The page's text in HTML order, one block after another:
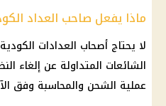
ماذا يفعل صاحب العداد
لا يحتاج أصحاب العدادات
الشائعات المتداولة عن إلغاء
عملية الشحن والمحاسبة وفق